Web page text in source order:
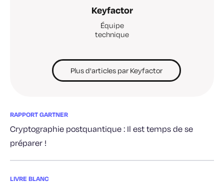
Keyfactor
Équipe
technique
Plus d'articles par Keyfactor
RAPPORT GARTNER
Cryptographie postquantique : Il est temps de se
préparer !
LIVRE BLANC